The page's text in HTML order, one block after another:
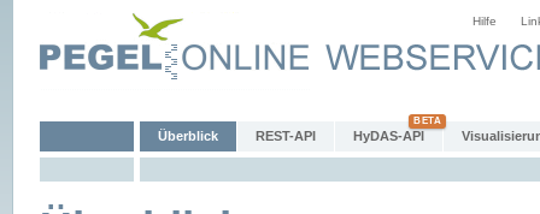
Hilfe
Überblick REST-API HyDAS-API